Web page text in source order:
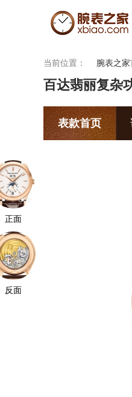
当前位置： 腕表之
百达翡丽复杂
表款首页
正面
反面